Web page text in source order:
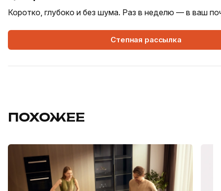
Коротко, глубоко и без шума. Раз в неделю — в ваш
Степная рассылка
ПОХОЖЕЕ